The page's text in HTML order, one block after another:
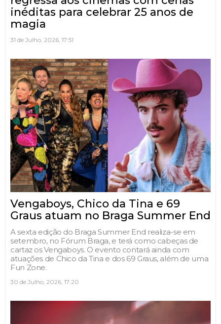
inéditas para celebrar 25 anos de
magia
31 de Julho, 2026, 17:51
Vengaboys, Chico da Tina e 69
Graus atuam no Braga Summer End
A sexta edição do Braga Summer End realiza-se em
setembro, no Fórum Braga, e terá como cabeças de
cartaz os Vengaboys. O evento contará ainda com
atuações de Chico da Tina e dos 69 Graus, além de uma
Fun Zone.
30 de Julho, 2026, 17:20